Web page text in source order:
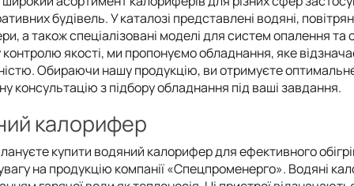
будівель. У каталозі представлені водяні,
а також спеціалізовані моделі для систем опалення
якості, ми пропонуємо обладнання, яке
Обираючи нашу продукцію, ви отримуєте
консультацію з підбору обладнання під ваші завдання.
калорифер
купити водяний калорифер для ефективного
на продукцію компанії «Спецпроменерго». Водяні